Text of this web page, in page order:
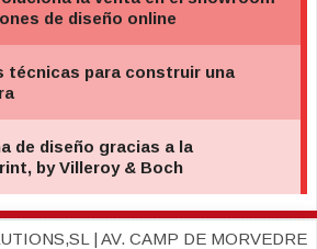
| AV. CAMP DE MORVEDRE